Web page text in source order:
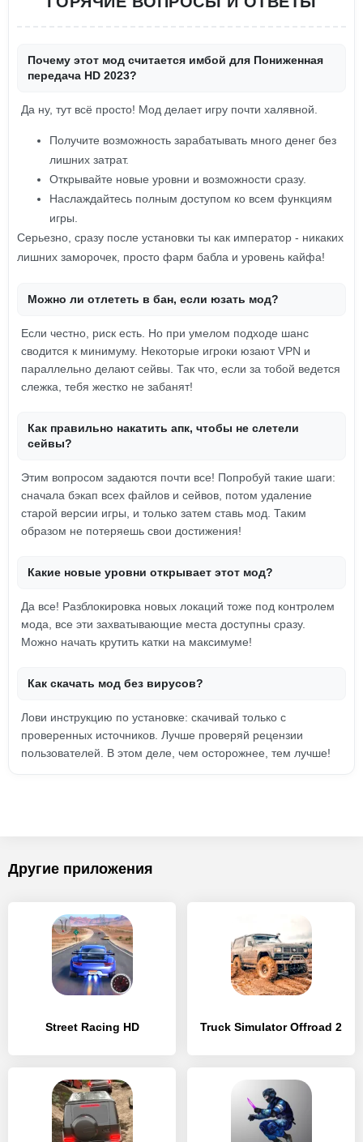
Почему этот мод считается имбой для Пониженная
передача HD 2023?
Да ну, тут всё просто! Мод делает игру почти халявной.
Получите возможность зарабатывать много денег без
лишних затрат.
Открывайте новые уровни и возможности сразу.
Наслаждайтесь полным доступом ко всем функциям
игры.
Серьезно, сразу после установки ты как император - никаких
лишних заморочек, просто фарм бабла и уровень кайфа!
Можно ли отлететь в бан, если юзать мод?
Если честно, риск есть. Но при умелом подходе шанс
сводится к минимуму. Некоторые игроки юзают VPN и
параллельно делают сейвы. Так что, если за тобой ведется
слежка, тебя жестко не забанят!
Как правильно накатить апк, чтобы не слетели
сейвы?
Этим вопросом задаются почти все! Попробуй такие шаги:
сначала бэкап всех файлов и сейвов, потом удаление
старой версии игры, и только затем ставь мод. Таким
образом не потеряешь свои достижения!
Какие новые уровни открывает этот мод?
Да все! Разблокировка новых локаций тоже под контролем
мода, все эти захватывающие места доступны сразу.
Можно начать крутить катки на максимуме!
Как скачать мод без вирусов?
Лови инструкцию по установке: скачивай только с
проверенных источников. Лучше проверяй рецензии
пользователей. В этом деле, чем осторожнее, тем лучше!
Другие приложения
Street Racing HD Truck Simulator Offroad 2